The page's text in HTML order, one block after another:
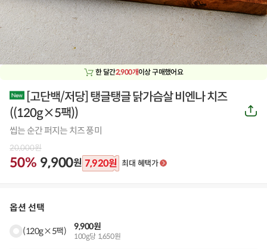
한 달간2,900개이상 구매했어요
[고단백/저당] 탱글탱글 닭가슴살 비엔나 치즈
((120g×5팩))
씹는 순간 퍼지는 치즈 풍미
20,000원
50% 9,900원 7,920원 최대 혜택가
공
유
옵션 선택
(120g×5팩) 9,900원
100g당 1,650원